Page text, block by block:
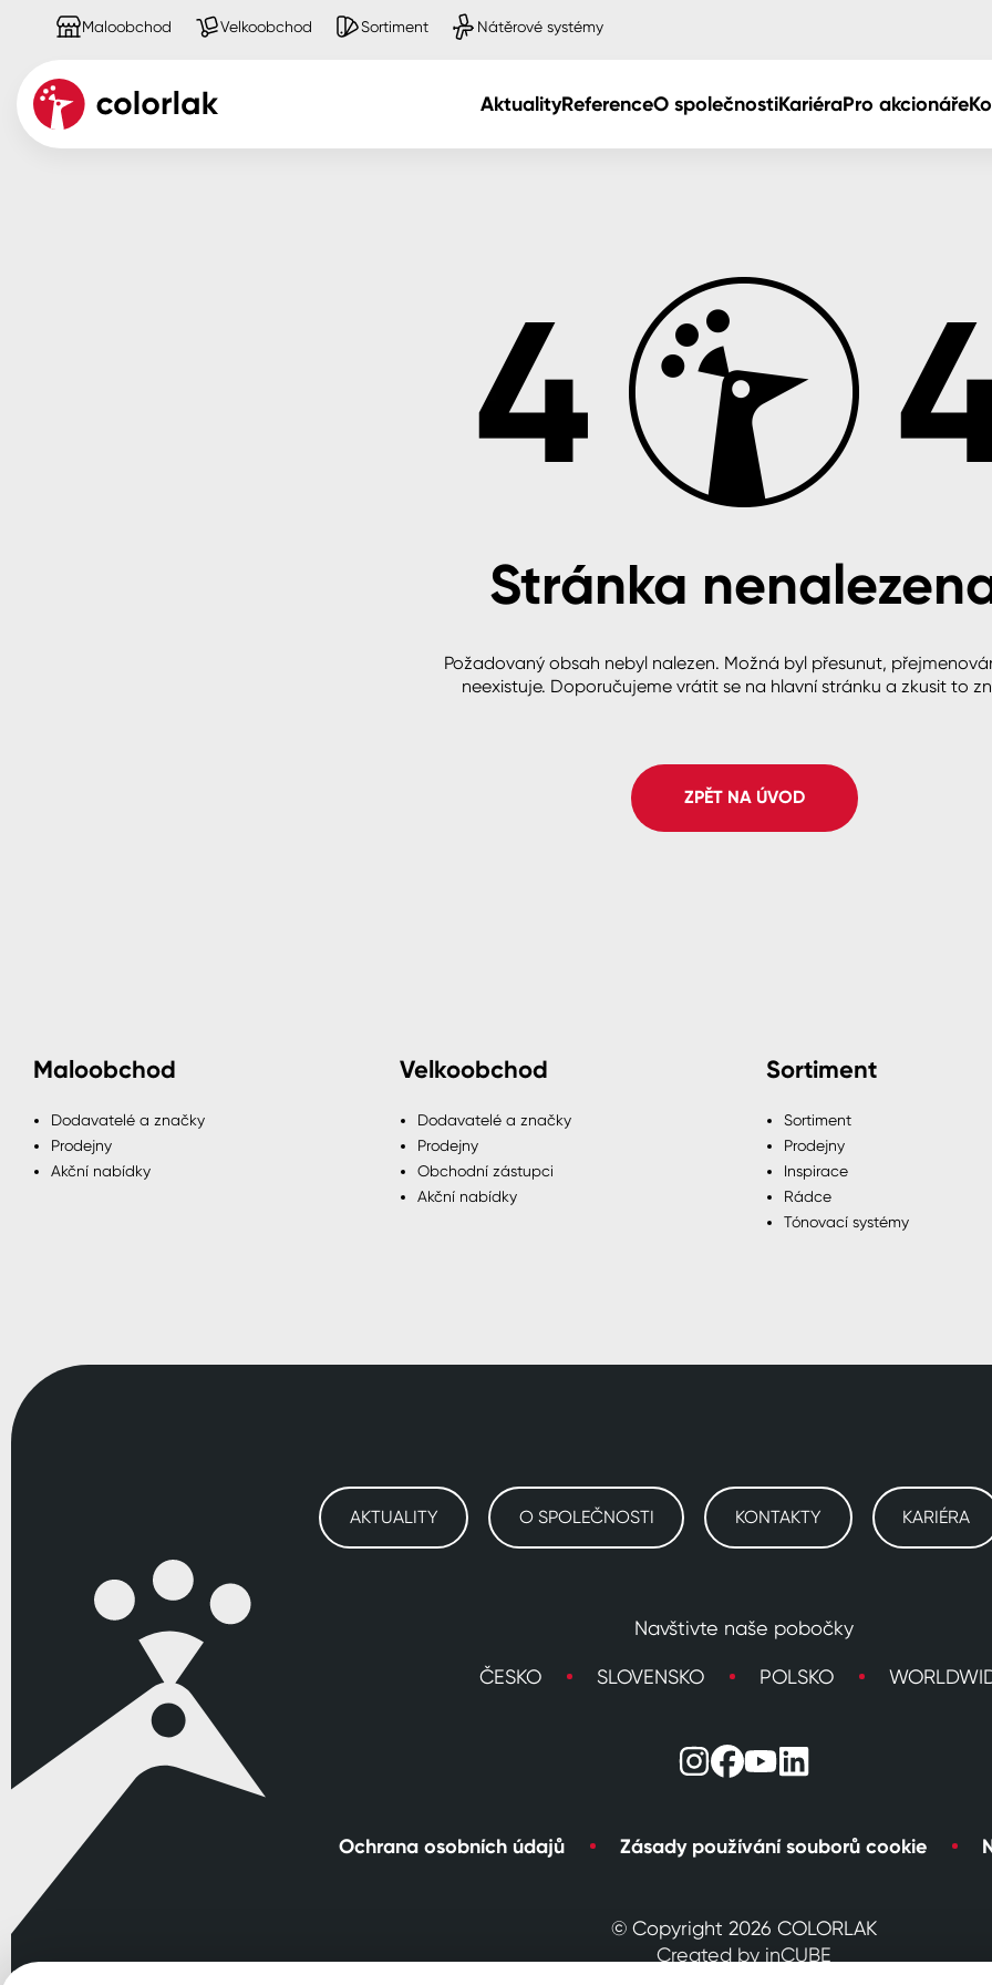
Maloobchod Velkoobchod Sortiment Nátěrové systémy
AktualityReferenceO společnostiKariéraPro akcionáře
Ředidla, tužidla, čističe, technickéStránka
Požadovaný obsah nebyl nalezen. Možná byl přesunut,
neexistuje. Doporučujeme vrátit se na hlavní stránku a zkusit to
ZPĚT NA ÚVOD
Maloobchod
Dodavatelé a značky
Prodejny
Akční nabídky
Velkoobchod
Dodavatelé a značky
Prodejny
Obchodní zástupci
Akční nabídky
Sortiment
Sortiment
Prodejny
Inspirace
Rádce
Tónovací systémy
AKTUALITY O SPOLEČNOSTI KONTAKTY KARIÉRA
Navštivte naše pobočky
ČESKO SLOVENSKO POLSKO
Ochrana osobních údajů Zásady používání souborů cookie
© Copyright 2026 COLORLAK
Created by inCUBE